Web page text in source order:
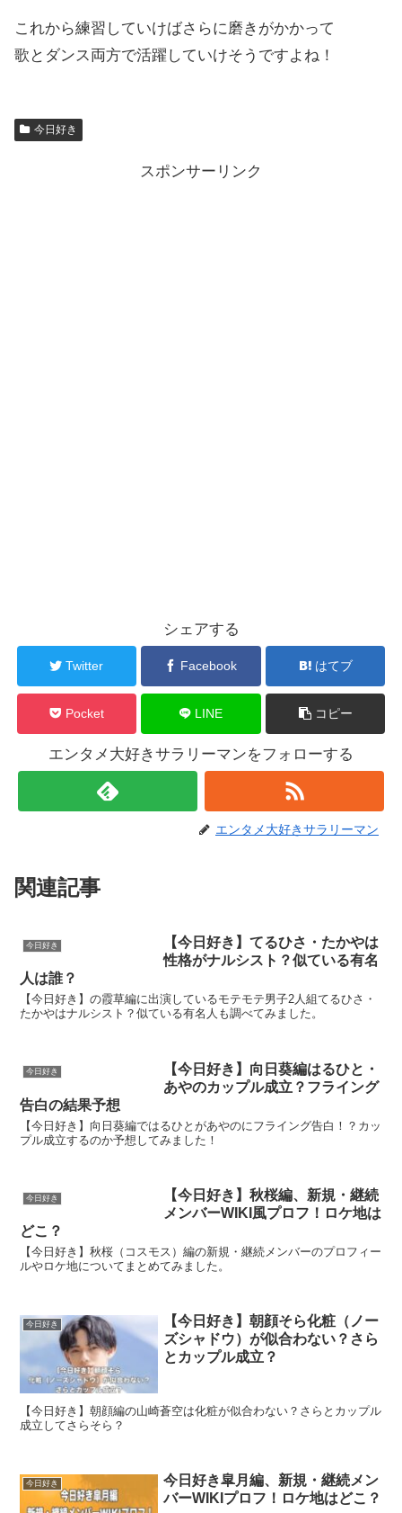
これから練習していけばさらに磨きがかかって
歌とダンス両方で活躍していけそうですよね！
今日好き
スポンサーリンク
シェアする
Twitter Facebook はてブ
Pocket LINE コピー
エンタメ大好きサラリーマンをフォローする
エンタメ大好きサラリーマン
関連記事
今日好き
【今日好き】てるひさ・たかやは
性格がナルシスト？似ている有名
人は誰？
【今日好き】の霞草編に出演しているモテモテ男子2人組てるひさ・
たかやはナルシスト？似ている有名人も調べてみました。
今日好き
【今日好き】向日葵編はるひと・
あやのカップル成立？フライング
告白の結果予想
【今日好き】向日葵編ではるひとがあやのにフライング告白！？カッ
プル成立するのか予想してみました！
今日好き
【今日好き】秋桜編、新規・継続
メンバーWIKI風プロフ！ロケ地は
どこ？
【今日好き】秋桜（コスモス）編の新規・継続メンバーのプロフィー
ルやロケ地についてまとめてみました。
今日好き
【今日好き】朝顔そら化粧（ノー
ズシャドウ）が似合わない？さら
とカップル成立？
【今日好き】朝顔編の山崎蒼空は化粧が似合わない？さらとカップル
成立してさらそら？
今日好き
今日好き皐月編、新規・継続メン
バーWIKIプロフ！ロケ地はどこ？